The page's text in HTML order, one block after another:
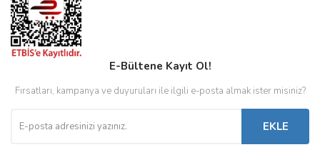
E-Bültene Kayıt Ol!
Fırsatları, kampanya ve duyuruları ile ilgili e-posta almak ister misiniz?
EKLE